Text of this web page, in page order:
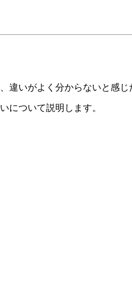
違いがよく分からないと感じ
について説明します。